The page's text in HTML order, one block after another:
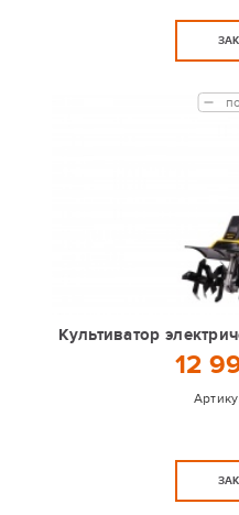
Культиватор
12